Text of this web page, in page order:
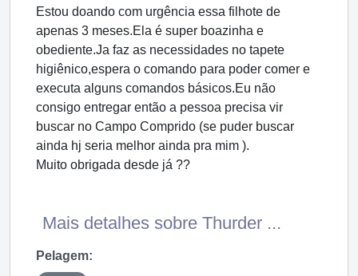
Estou doando com urgência essa filhote de
apenas 3 meses.Ela é super boazinha e
obediente.Ja faz as necessidades no tapete
higiênico,espera o comando para poder comer e
executa alguns comandos básicos.Eu não
consigo entregar então a pessoa precisa vir
buscar no Campo Comprido (se puder buscar
ainda hj seria melhor ainda pra mim ).
Muito obrigada desde já ??
Mais detalhes sobre Thurder ...
Pelagem: